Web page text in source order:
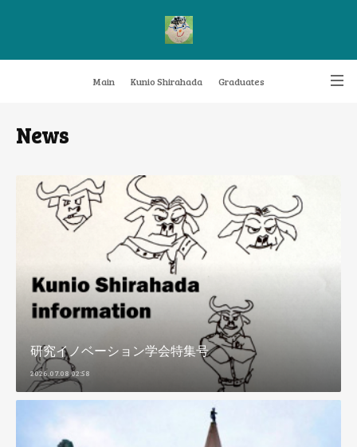
Main Kunio Shirahada Graduates
News
研究イノベーション学会特集号
2026.07.08 02:58